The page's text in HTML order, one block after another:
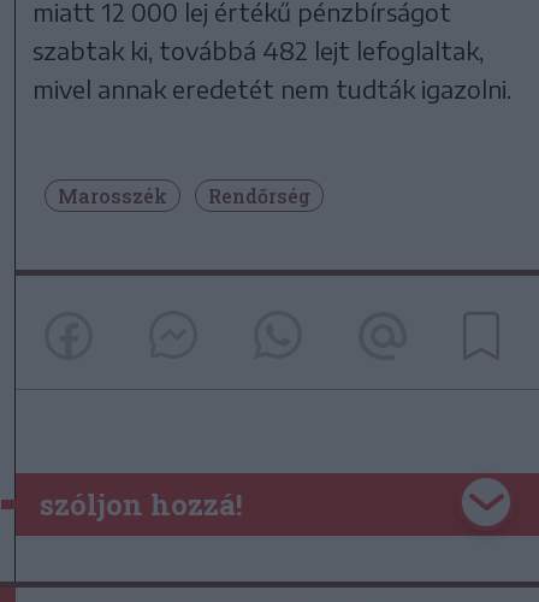
miatt 12 000 lej értékű pénzbírságot
szabtak ki, továbbá 482 lejt lefoglaltak,
mivel annak eredetét nem tudták igazolni.
Marosszék Rendőrség
szóljon hozzá!